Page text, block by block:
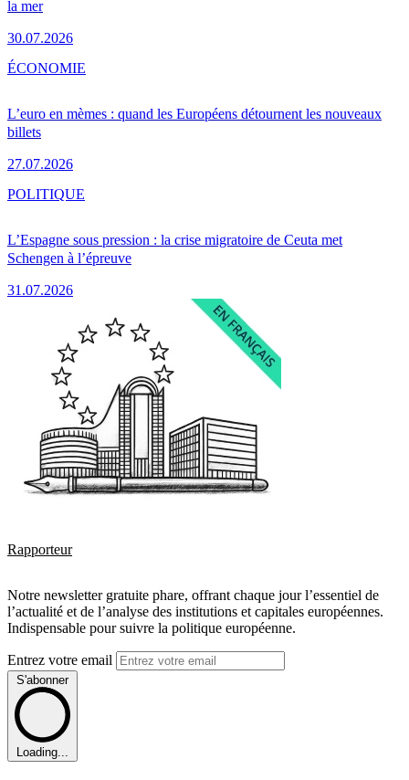
la mer
30.07.2026
L’euro en mèmes : quand les Européens détournent les nouveaux
billets
27.07.2026
ÉCONOMIE
L’Espagne sous pression : la crise migratoire de Ceuta met
Schengen à l’épreuve
31.07.2026
POLITIQUE
Rapporteur
Notre newsletter gratuite phare, offrant chaque jour l’essentiel de
l’actualité et de l’analyse des institutions et capitales européennes.
Indispensable pour suivre la politique européenne.
Entrez votre email
S'abonner
Loading...